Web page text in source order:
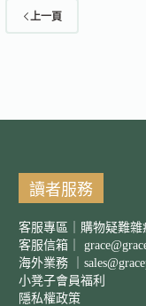
上一頁
讀者服務
客服專區｜購物疑難雜
客服信箱｜
海外業務 ｜
小凳子會員福利
隱私權政策